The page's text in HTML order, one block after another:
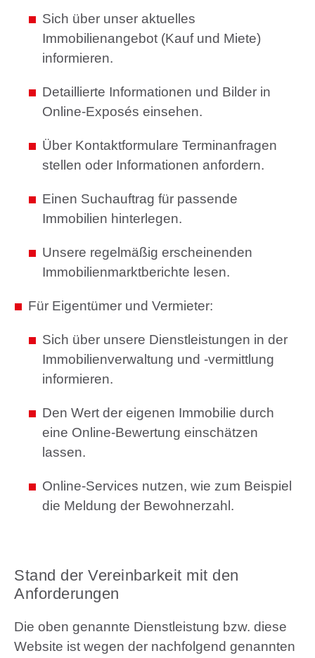
Sich über unser aktuelles
Immobilienangebot (Kauf und Miete)
informieren.
Detaillierte Informationen und Bilder in
Online-Exposés einsehen.
Über Kontaktformulare Terminanfragen
stellen oder Informationen anfordern.
Einen Suchauftrag für passende
Immobilien hinterlegen.
Unsere regelmäßig erscheinenden
Immobilienmarktberichte lesen.
Für Eigentümer und Vermieter:
Sich über unsere Dienstleistungen in der
Immobilienverwaltung und -vermittlung
informieren.
Den Wert der eigenen Immobilie durch
eine Online-Bewertung einschätzen
lassen.
Online-Services nutzen, wie zum Beispiel
die Meldung der Bewohnerzahl.
Stand der Vereinbarkeit mit den
Anforderungen
Die oben genannte Dienstleistung bzw. diese
Website ist wegen der nachfolgend genannten